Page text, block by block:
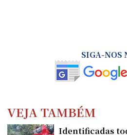
SIGA-NOS
VEJA TAMBÉM
Identificadas